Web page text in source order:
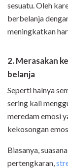
sesuatu. Oleh
berbelanja
meningkatkan
2. Merasakan
belanja
Seperti halnya
sering kali
meredam emosi
kekosongan
Biasanya,
pertengkaran,